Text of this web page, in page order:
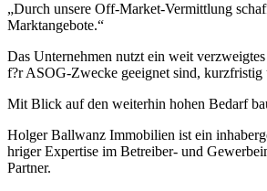
„Durch unsere Off-Market-Vermittlung
Marktangebote.“
Das Unternehmen nutzt ein weit
f?r ASOG-Zwecke geeignet sind, kurzfristig
Mit Blick auf den weiterhin hohen Bedarf
Holger Ballwanz Immobilien ist ein
hriger Expertise im Betreiber- und
Partner.